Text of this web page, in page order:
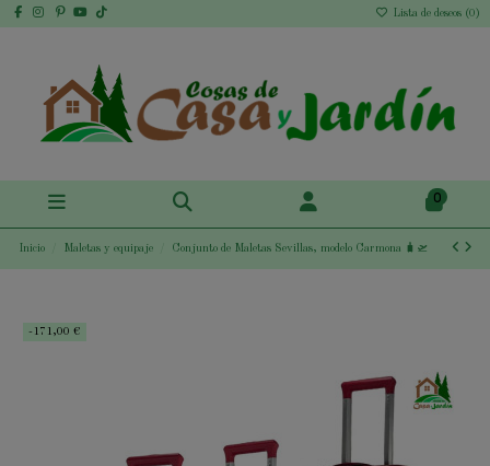
Lista de deseos (0 )
0
Inicio Maletas y equipaje Conjunto de Maletas Sevillas, modelo Carmona 🧳🛫
-171,00 €